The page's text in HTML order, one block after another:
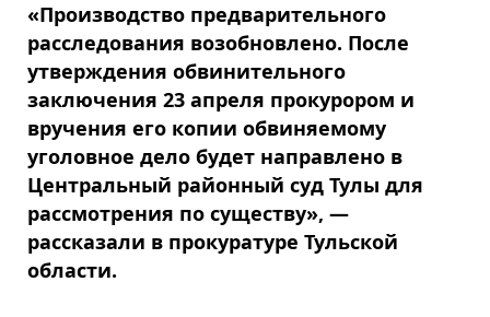
«Производство предварительного
расследования возобновлено. После
утверждения обвинительного
заключения 23 апреля прокурором и
вручения его копии обвиняемому
уголовное дело будет направлено в
Центральный районный суд Тулы для
рассмотрения по существу», —
рассказали в прокуратуре Тульской
области.